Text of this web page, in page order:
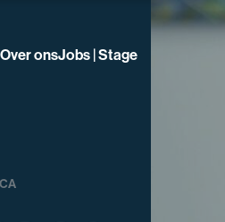
Over onsJobs | Stage